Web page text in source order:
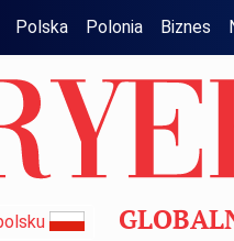
Polska Polonia Biznes